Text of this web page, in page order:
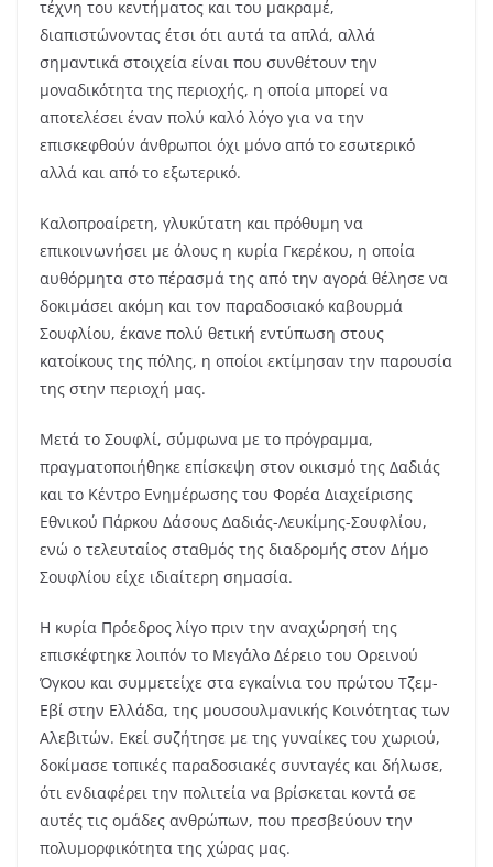
τέχνη του κεντήματος και του μακραμέ,
διαπιστώνοντας έτσι ότι αυτά τα απλά, αλλά
σημαντικά στοιχεία είναι που συνθέτουν την
μοναδικότητα της περιοχής, η οποία μπορεί να
αποτελέσει έναν πολύ καλό λόγο για να την
επισκεφθούν άνθρωποι όχι μόνο από το εσωτερικό
αλλά και από το εξωτερικό.
Καλοπροαίρετη, γλυκύτατη και πρόθυμη να
επικοινωνήσει με όλους η κυρία Γκερέκου, η οποία
αυθόρμητα στο πέρασμά της από την αγορά θέλησε να
δοκιμάσει ακόμη και τον παραδοσιακό καβουρμά
Σουφλίου, έκανε πολύ θετική εντύπωση στους
κατοίκους της πόλης, η οποίοι εκτίμησαν την παρουσία
της στην περιοχή μας.
Μετά το Σουφλί, σύμφωνα με το πρόγραμμα,
πραγματοποιήθηκε επίσκεψη στον οικισμό της Δαδιάς
και το Κέντρο Ενημέρωσης του Φορέα Διαχείρισης
Εθνικού Πάρκου Δάσους Δαδιάς-Λευκίμης-Σουφλίου,
ενώ ο τελευταίος σταθμός της διαδρομής στον Δήμο
Σουφλίου είχε ιδιαίτερη σημασία.
Η κυρία Πρόεδρος λίγο πριν την αναχώρησή της
επισκέφτηκε λοιπόν το Μεγάλο Δέρειο του Ορεινού
Όγκου και συμμετείχε στα εγκαίνια του πρώτου Τζεμ-
Εβί στην Ελλάδα, της μουσουλμανικής Κοινότητας των
Αλεβιτών. Εκεί συζήτησε με της γυναίκες του χωριού,
δοκίμασε τοπικές παραδοσιακές συνταγές και δήλωσε,
ότι ενδιαφέρει την πολιτεία να βρίσκεται κοντά σε
αυτές τις ομάδες ανθρώπων, που πρεσβεύουν την
πολυμορφικότητα της χώρας μας.